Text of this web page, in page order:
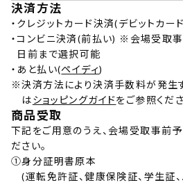
決済方法
・ クレジットカード決済(デビットカー
・コンビニ決済(前払い) ※会場受取
日前まで選択可能
・ あと払い(ペイディ)
※決済方法により決済手数料が発生
はショッピングガイドをご参照くださ
商品受取
下記をご用意のうえ、会場受取事前
ださい。
①身分証明書原本
(運転免許証、健康保険証、学生証